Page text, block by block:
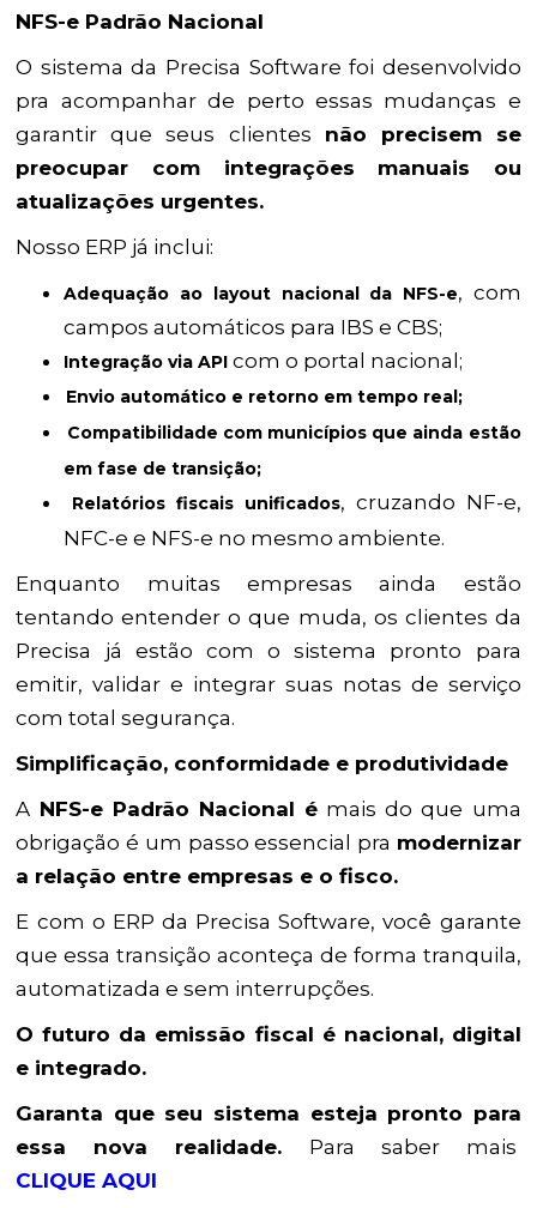
NFS-e Padrão Nacional
O sistema da Precisa Software foi desenvolvido
pra acompanhar de perto essas mudanças e
garantir que seus clientes não precisem se
preocupar com integrações manuais ou
atualizações urgentes.
Nosso ERP já inclui:
Adequação ao layout nacional da NFS-e, com
campos automáticos para IBS e CBS;
Integração via APIcom o portal nacional;
Envio automático e retorno em tempo real;
Compatibilidade com municípios que ainda estão
em fase de transição;
Relatórios fiscais unificados, cruzando NF-e,
NFC-e e NFS-e no mesmo ambiente.
Enquanto muitas empresas ainda estão
tentando entender o que muda, os clientes da
Precisa já estão com o sistema pronto para
emitir, validar e integrar suas notas de serviço
com total segurança.
Simplificação, conformidade e produtividade
A NFS-e Padrão Nacional é mais do que uma
obrigação é um passo essencial pra modernizar
a relação entre empresas e o fisco.
E com o ERP da Precisa Software, você garante
que essa transição aconteça de forma tranquila,
automatizada e sem interrupções.
O futuro da emissão fiscal é nacional, digital
e integrado.
Garanta que seu sistema esteja pronto para
essa nova realidade. Para saber mais
CLIQUE AQUI